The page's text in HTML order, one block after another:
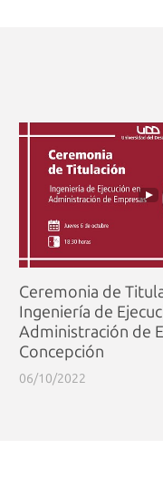
Ceremonia de
Ingeniería de
Administración de
Concepción
06/10/2022